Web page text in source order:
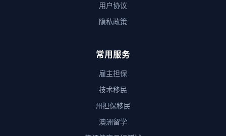
用户协议
隐私政策
常用服务
雇主担保
技术移民
州担保移民
澳洲留学